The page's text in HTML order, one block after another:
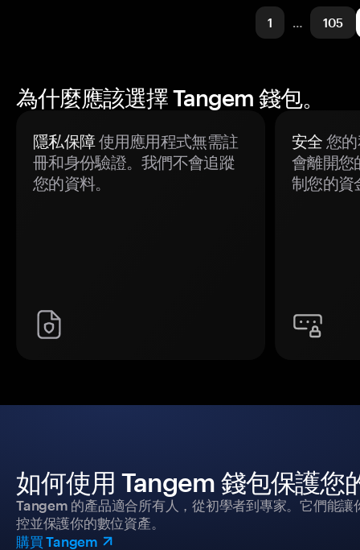
1 … 105
為什麼應該選擇 Tangem 錢包。
隱私保障使用應用程式無需註
冊和身份驗證。我們不會追蹤
您的資料。
安全 您
會離開您
制您的資
如何使用 Tangem 錢包保護您
Tangem 的產品適合所有人，從初學者到專家。它們能
控並保護你的數位資產。
購買 Tangem